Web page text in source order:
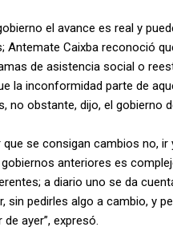
el avance es real y
Antemate Caixba reconoció
de asistencia social o
la inconformidad parte de
no obstante, dijo, el gobierno
que se consigan cambios no,
anteriores es
a diario uno se da
sin pedirles algo a cambio, y
ayer”, expresó.